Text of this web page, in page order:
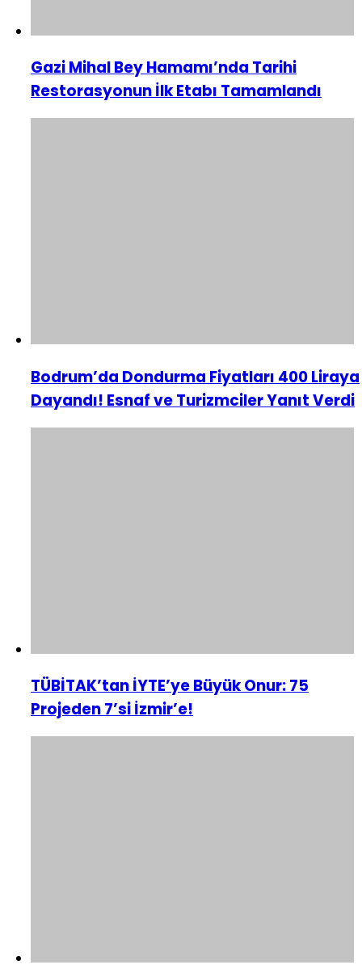
Gazi Mihal Bey Hamamı’nda Tarihi
Restorasyonun İlk Etabı Tamamlandı
Bodrum’da Dondurma Fiyatları 400 Liraya
Dayandı! Esnaf ve Turizmciler Yanıt Verdi
TÜBİTAK’tan İYTE’ye Büyük Onur: 75
Projeden 7’si İzmir’e!